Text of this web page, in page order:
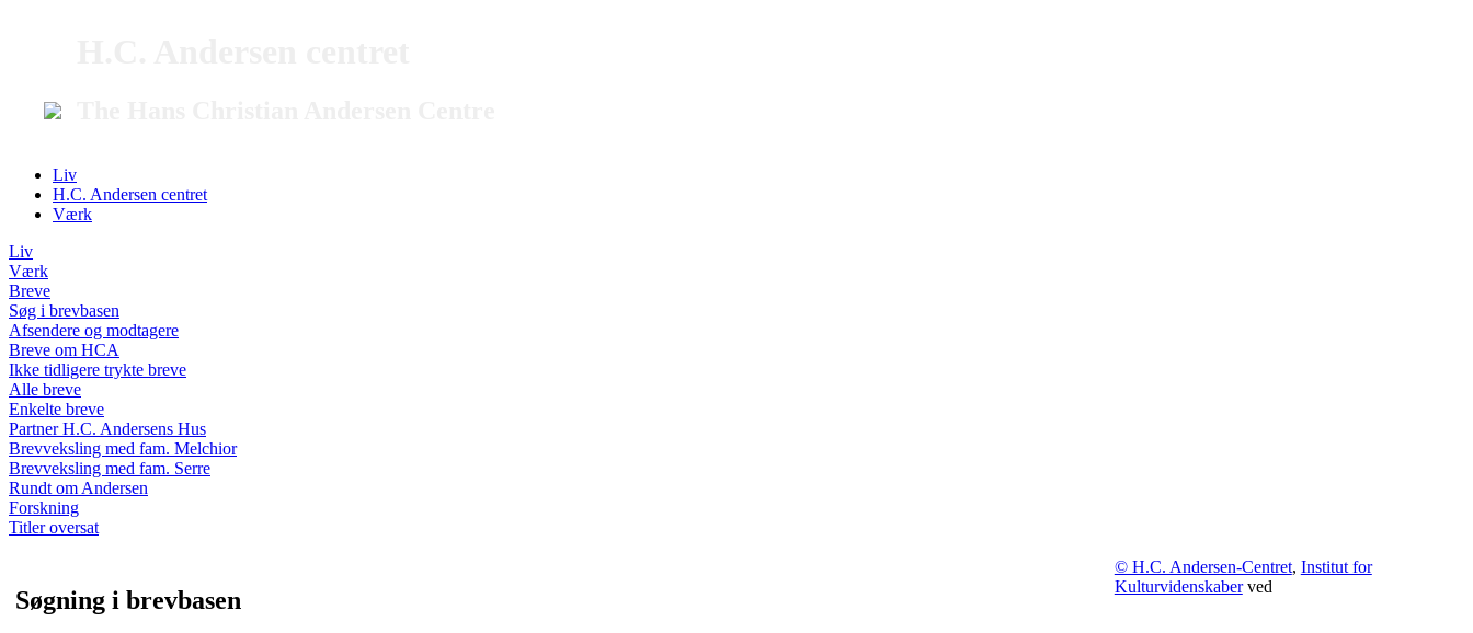
Liv
H.C. Andersen centret
Værk
Liv
Værk
Breve
Søg i brevbasen
Afsendere og modtagere
Breve om HCA
Ikke tidligere trykte breve
Alle breve
Enkelte breve
Partner H.C. Andersens Hus
Brevveksling med fam. Melchior
Brevveksling med fam. Serre
Rundt om Andersen
Forskning
Titler oversat
Søgning i brevbasen
© H.C. Andersen-Centret, Institut for
Kulturvidenskaberved